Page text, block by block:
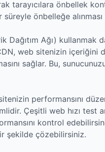
tarayıcılara önbellek
süreyle önbelleğe
Dağıtım Ağı)
web sitenizin içeriğini
sağlar. Bu,
performansını
Çeşitli web hızı test
kontrol
şekilde çözebilirsiniz.